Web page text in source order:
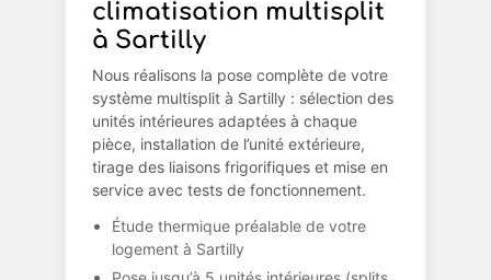
climatisation multisplit
à Sartilly
Nous réalisons la pose complète de votre
système multisplit à Sartilly : sélection des
unités intérieures adaptées à chaque
pièce, installation de l’unité extérieure,
tirage des liaisons frigorifiques et mise en
service avec tests de fonctionnement.
Étude thermique préalable de votre
logement à Sartilly